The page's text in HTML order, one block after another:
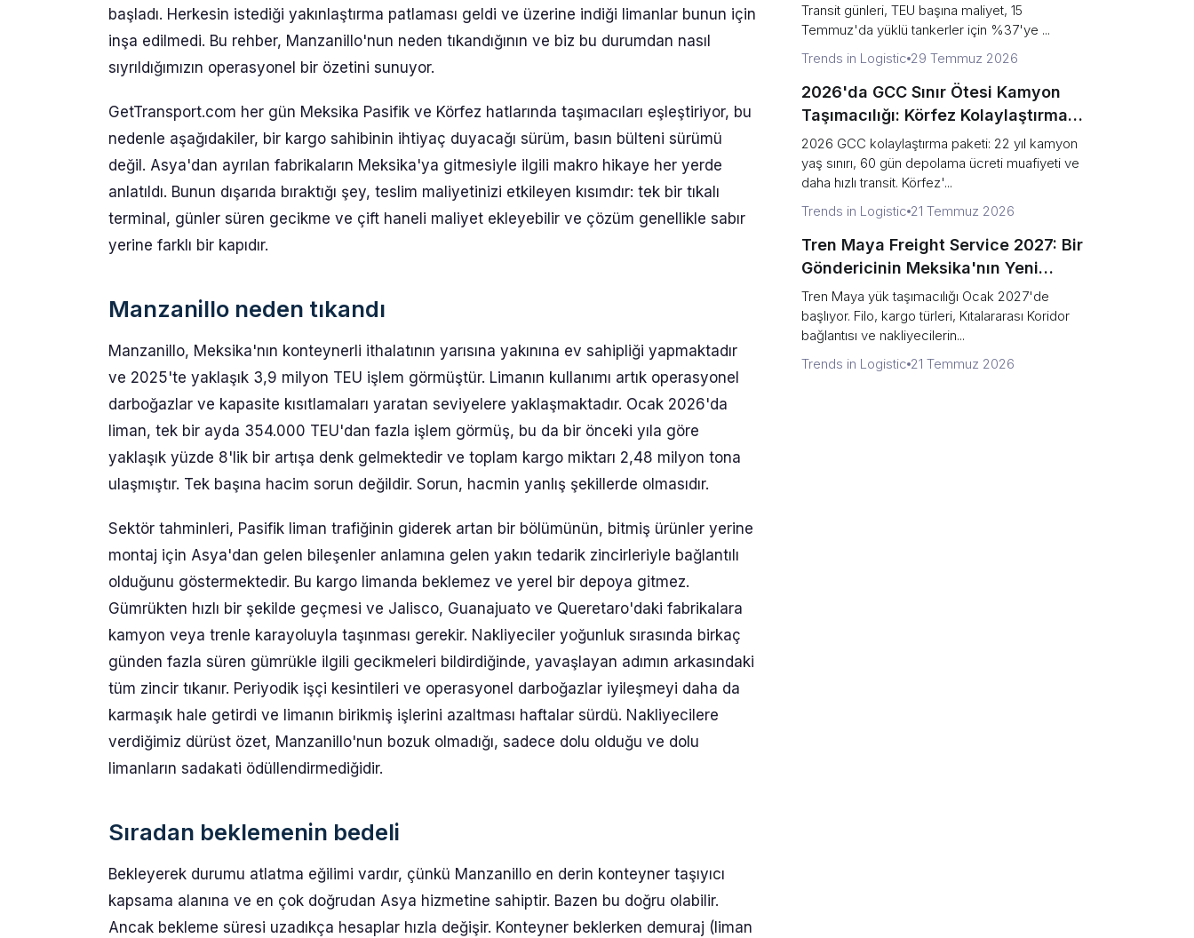
başladı. Herkesin istediği yakınlaştırma patlaması geldi ve üzerine indiği limanlar bunun için
inşa edilmedi. Bu rehber, Manzanillo'nun neden tıkandığının ve biz bu durumdan nasıl
sıyrıldığımızın operasyonel bir özetini sunuyor.
GetTransport.com her gün Meksika Pasifik ve Körfez hatlarında taşımacıları eşleştiriyor, bu
nedenle aşağıdakiler, bir kargo sahibinin ihtiyaç duyacağı sürüm, basın bülteni sürümü
değil. Asya'dan ayrılan fabrikaların Meksika'ya gitmesiyle ilgili makro hikaye her yerde
anlatıldı. Bunun dışarıda bıraktığı şey, teslim maliyetinizi etkileyen kısımdır: tek bir tıkalı
terminal, günler süren gecikme ve çift haneli maliyet ekleyebilir ve çözüm genellikle sabır
yerine farklı bir kapıdır.
Manzanillo neden tıkandı
Manzanillo, Meksika'nın konteynerli ithalatının yarısına yakınına ev sahipliği yapmaktadır
ve 2025'te yaklaşık 3,9 milyon TEU işlem görmüştür. Limanın kullanımı artık operasyonel
darboğazlar ve kapasite kısıtlamaları yaratan seviyelere yaklaşmaktadır. Ocak 2026'da
liman, tek bir ayda 354.000 TEU'dan fazla işlem görmüş, bu da bir önceki yıla göre
yaklaşık yüzde 8'lik bir artışa denk gelmektedir ve toplam kargo miktarı 2,48 milyon tona
ulaşmıştır. Tek başına hacim sorun değildir. Sorun, hacmin yanlış şekillerde olmasıdır.
Sektör tahminleri, Pasifik liman trafiğinin giderek artan bir bölümünün, bitmiş ürünler yerine
montaj için Asya'dan gelen bileşenler anlamına gelen yakın tedarik zincirleriyle bağlantılı
olduğunu göstermektedir. Bu kargo limanda beklemez ve yerel bir depoya gitmez.
Gümrükten hızlı bir şekilde geçmesi ve Jalisco, Guanajuato ve Queretaro'daki fabrikalara
kamyon veya trenle karayoluyla taşınması gerekir. Nakliyeciler yoğunluk sırasında birkaç
günden fazla süren gümrükle ilgili gecikmeleri bildirdiğinde, yavaşlayan adımın arkasındaki
tüm zincir tıkanır. Periyodik işçi kesintileri ve operasyonel darboğazlar iyileşmeyi daha da
karmaşık hale getirdi ve limanın birikmiş işlerini azaltması haftalar sürdü. Nakliyecilere
verdiğimiz dürüst özet, Manzanillo'nun bozuk olmadığı, sadece dolu olduğu ve dolu
limanların sadakati ödüllendirmediğidir.
Sıradan beklemenin bedeli
Bekleyerek durumu atlatma eğilimi vardır, çünkü Manzanillo en derin konteyner taşıyıcı
kapsama alanına ve en çok doğrudan Asya hizmetine sahiptir. Bazen bu doğru olabilir.
Ancak bekleme süresi uzadıkça hesaplar hızla değişir. Konteyner beklerken demuraj (liman
Transit günleri, TEU başına maliyet, 15
Temmuz'da yüklü tankerler için %37'ye ...
Trends in Logistic 29 Temmuz 2026
2026'da GCC Sınır Ötesi Kamyon
Taşımacılığı: Körfez Kolaylaştırma
Paketi Açıklaması
2026 GCC kolaylaştırma paketi: 22 yıl kamyon
yaş sınırı, 60 gün depolama ücreti muafiyeti ve
daha hızlı transit. Körfez'...
Trends in Logistic 21 Temmuz 2026
Tren Maya Freight Service 2027: Bir
Göndericinin Meksika'nın Yeni
Demiryolu Hakkında Rehberi
Tren Maya yük taşımacılığı Ocak 2027'de
başlıyor. Filo, kargo türleri, Kıtalararası Koridor
bağlantısı ve nakliyecilerin...
Trends in Logistic 21 Temmuz 2026